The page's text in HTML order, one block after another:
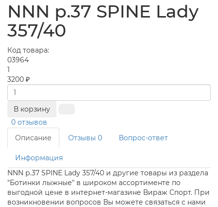
NNN р.37 SPINE Lady
357/40
Код товара:
03964
1
3200 ₽
В корзину
0 отзывов
Описание
Отзывы 0 Вопрос-ответ
Информация
NNN р.37 SPINE Lady 357/40 и другие товары из раздела
"Ботинки лыжные" в широком ассортименте по
выгодной цене в интернет-магазине Вираж Спорт. При
возникновении вопросов Вы можете связаться с нами